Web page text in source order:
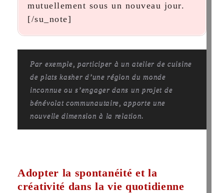
mutuellement sous un nouveau jour.
[/su_note]
Par exemple, participer à un atelier de cuisine
de plats kasher d’une région du monde
inconnue ou s’engager dans un projet de
bénévolat communautaire, apporte une
nouvelle dimension à la relation.
Adopter la spontanéité et la
créativité dans la vie quotidienne